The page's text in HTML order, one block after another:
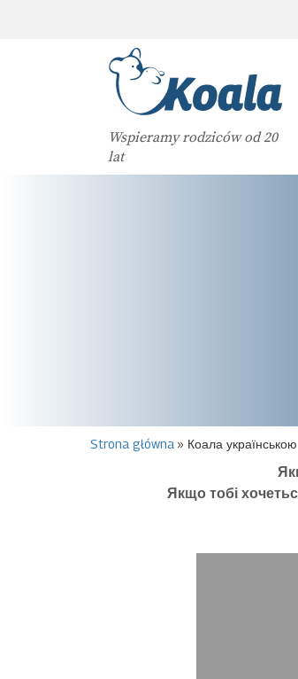
Wspieramy rodziców od 20
lat
Strona główna » Коала українською
Якщо тобі